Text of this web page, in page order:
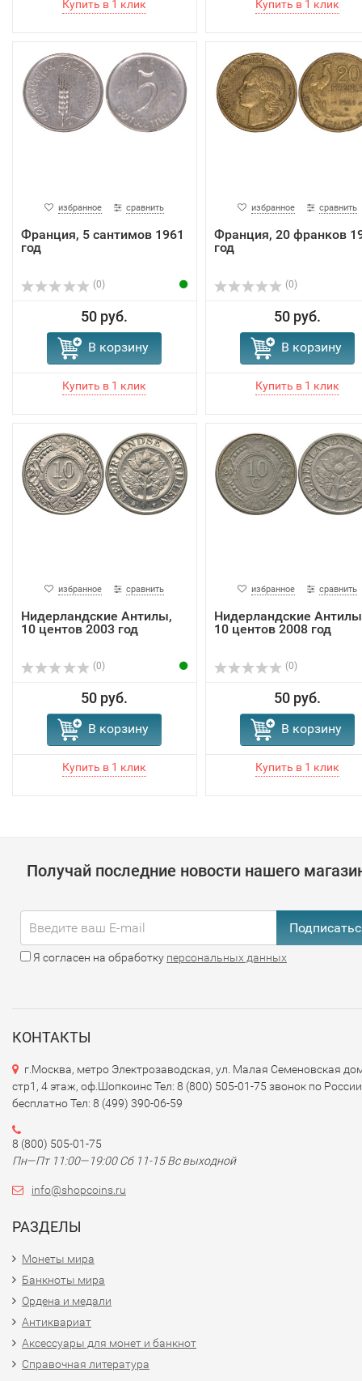
избранное сравнить
Франция, 5 сантимов 1961
год
(0)
50 руб.
В корзину
избранное сравнить
Франция, 20 франков
год
(0)
50 руб.
В корзину
избранное сравнить
Нидерландские Антилы,
10 центов 2003 год
(0)
50 руб.
В корзину
избранное сравнить
Нидерландские
10 центов 2008 год
(0)
50 руб.
В корзину
Получай последние новости нашего
Я согласен на обработку персональных данных
КОНТАКТЫ
г.Москва, метро Электрозаводская, ул. Малая Семеновская
стр1, 4 этаж, оф.Шопкоинс Тел: 8 (800) 505-01-75 звонок по России
бесплатно Тел: 8 (499) 390-06-59
8 (800) 505-01-75
Пн—Пт 11:00—19:00 Сб 11-15 Вс выходной
info@shopcoins.ru
РАЗДЕЛЫ
Монеты мира
Банкноты мира
Ордена и медали
Антиквариат
Аксессуары для монет и банкнот
Справочная литература